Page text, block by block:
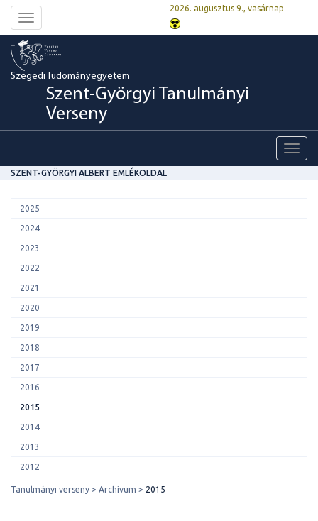
Toggle
navigation
2026. augusztus 9., vasárnap
Szegedi Tudományegyetem
Szent-Györgyi Tanulmányi
Verseny
SZENT-GYÖRGYI ALBERT EMLÉKOLDAL
2025
2024
2023
2022
2021
2020
2019
2018
2017
2016
2015
2014
2013
2012
Tanulmányi verseny Archívum 2015